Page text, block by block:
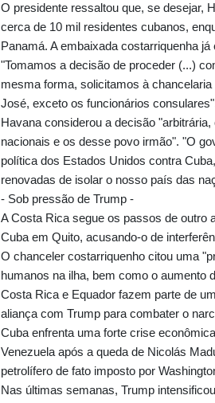
O presidente ressaltou que, se desejar,
cerca de 10 mil residentes cubanos,
Panamá. A embaixada costarriquenha
"Tomamos a decisão de proceder (...)
mesma forma, solicitamos à
José, exceto os funcionários
Havana considerou a decisão
nacionais e os desse povo irmão". "O
política dos Estados Unidos contra
renovadas de isolar o nosso país das
- Sob pressão de Trump -
A Costa Rica segue os passos de outro
Cuba em Quito, acusando-o de
O chanceler costarriquenho citou uma
humanos na ilha, bem como o aumento
Costa Rica e Equador fazem parte de
aliança com Trump para combater o
Cuba enfrenta uma forte crise
Venezuela após a queda de Nicolás
petrolífero de fato imposto por
Nas últimas semanas, Trump